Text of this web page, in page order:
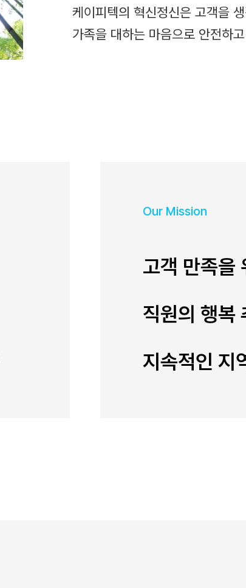
케이피텍의 혁신정신은 고객을
가족을 대하는 마음으로 안전하
Our Mission
고객 만족을
직원의 행복
지속적인 지